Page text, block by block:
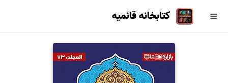
کتابخانه قائمیه